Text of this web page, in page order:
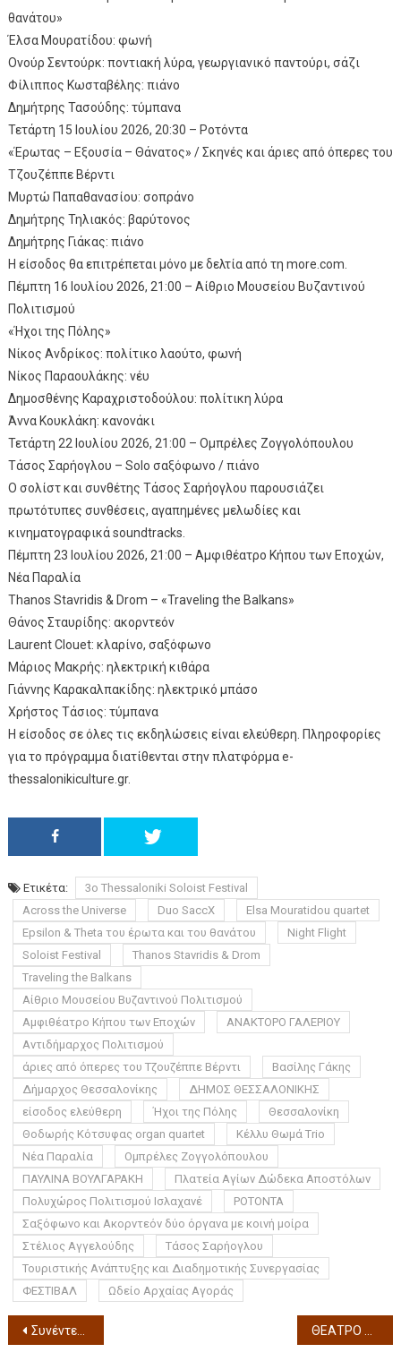
θανάτου»
Έλσα Μουρατίδου: φωνή
Ονούρ Σεντούρκ: ποντιακή λύρα, γεωργιανικό παντούρι, σάζι
Φίλιππος Κωσταβέλης: πιάνο
Δημήτρης Τασούδης: τύμπανα
Τετάρτη 15 Ιουλίου 2026, 20:30 – Ροτόντα
«Έρωτας – Εξουσία – Θάνατος» / Σκηνές και άριες από όπερες του
Τζουζέππε Βέρντι
Μυρτώ Παπαθανασίου: σοπράνο
Δημήτρης Τηλιακός: βαρύτονος
Δημήτρης Γιάκας: πιάνο
Η είσοδος θα επιτρέπεται μόνο με δελτία από τη more.com.
Πέμπτη 16 Ιουλίου 2026, 21:00 – Αίθριο Μουσείου Βυζαντινού
Πολιτισμού
«Ήχοι της Πόλης»
Νίκος Ανδρίκος: πολίτικο λαούτο, φωνή
Νίκος Παραουλάκης: νέυ
Δημοσθένης Καραχριστοδούλου: πολίτικη λύρα
Άννα Κουκλάκη: κανονάκι
Τετάρτη 22 Ιουλίου 2026, 21:00 – Ομπρέλες Ζογγολόπουλου
Τάσος Σαρήογλου – Solo σαξόφωνο / πιάνο
Ο σολίστ και συνθέτης Τάσος Σαρήογλου παρουσιάζει
πρωτότυπες συνθέσεις, αγαπημένες μελωδίες και
κινηματογραφικά soundtracks.
Πέμπτη 23 Ιουλίου 2026, 21:00 – Αμφιθέατρο Κήπου των Εποχών,
Νέα Παραλία
Thanos Stavridis & Drom – «Traveling the Balkans»
Θάνος Σταυρίδης: ακορντεόν
Laurent Clouet: κλαρίνο, σαξόφωνο
Μάριος Μακρής: ηλεκτρική κιθάρα
Γιάννης Καρακαλπακίδης: ηλεκτρικό μπάσο
Χρήστος Τάσιος: τύμπανα
Η είσοδος σε όλες τις εκδηλώσεις είναι ελεύθερη. Πληροφορίες
για το πρόγραμμα διατίθενται στην πλατφόρμα e-
thessalonikiculture.gr.
Ετικέτα:
3ο Thessaloniki Soloist Festival
Across the Universe
Duo SaccX
Elsa Mouratidou quartet
Epsilon & Theta του έρωτα και του θανάτου
Night Flight
Soloist Festival
Thanos Stavridis & Drom
Traveling the Balkans
Αίθριο Μουσείου Βυζαντινού Πολιτισμού
Αμφιθέατρο Κήπου των Εποχών
ΑΝΑΚΤΟΡΟ ΓΑΛΕΡΙΟΥ
Αντιδήμαρχος Πολιτισμού
άριες από όπερες του Τζουζέππε Βέρντι
Βασίλης Γάκης
Δήμαρχος Θεσσαλονίκης
ΔΗΜΟΣ ΘΕΣΣΑΛΟΝΙΚΗΣ
είσοδος ελεύθερη
Ήχοι της Πόλης
Θεσσαλονίκη
Θοδωρής Κότσυφας organ quartet
Κέλλυ Θωμά Trio
Νέα Παραλία
Ομπρέλες Ζογγολόπουλου
ΠΑΥΛΙΝΑ ΒΟΥΛΓΑΡΑΚΗ
Πλατεία Αγίων Δώδεκα Αποστόλων
Πολυχώρος Πολιτισμού Ισλαχανέ
ΡΟΤΟΝΤΑ
Σαξόφωνο και Ακορντεόν δύο όργανα με κοινή μοίρα
Στέλιος Αγγελούδης
Τάσος Σαρήογλου
Τουριστικής Ανάπτυξης και Διαδημοτικής Συνεργασίας
ΦΕΣΤΙΒΑΛ
Ωδείο Αρχαίας Αγοράς
Συνέντευξη τύπου από το Κ.Θ.Β.Ε. για το Καλοκαίρι 2026: «ΘΕΑΤΡΟ ΞΑΝΑ, ΜΑΖΙ, ΠΑΝΤΟΥ» (Δείτε το video)